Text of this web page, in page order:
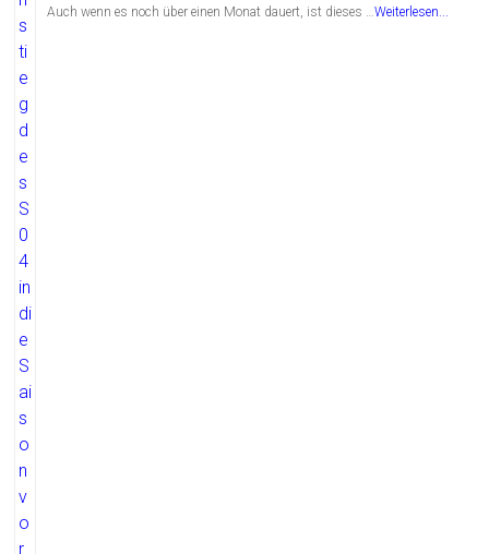
Auch wenn es noch über einen Monat dauert, ist dieses …Weiterlesen...